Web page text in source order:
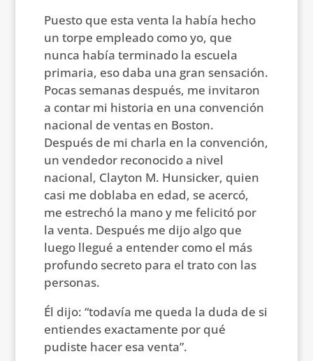
Puesto que esta venta la había hecho
un torpe empleado como yo, que
nunca había terminado la escuela
primaria, eso daba una gran sensación.
Pocas semanas después, me invitaron
a contar mi historia en una convención
nacional de ventas en Boston.
Después de mi charla en la convención,
un vendedor reconocido a nivel
nacional, Clayton M. Hunsicker, quien
casi me doblaba en edad, se acercó,
me estrechó la mano y me felicitó por
la venta. Después me dijo algo que
luego llegué a entender como el más
profundo secreto para el trato con las
personas.
Él dijo: “todavía me queda la duda de si
entiendes exactamente por qué
pudiste hacer esa venta”.